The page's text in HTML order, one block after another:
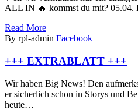
ALL IN 🔥 kommst du mit?
Read More
By rpl-admin Facebook
+++ EXTRABLATT +++
Wir haben Big News! Den
er sicherlich schon in Storys und
heute…